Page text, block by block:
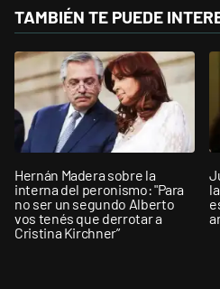
TAMBIÉN TE PUEDE
Hernán Madera sobre la
interna del peronismo: "Para
no ser un segundo Alberto
vos tenés que derrotar a
Cristina Kirchner”